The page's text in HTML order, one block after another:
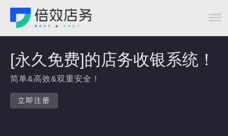
[永久免费]的店务收银系统！
简单&高效&双重安全！
立即注册